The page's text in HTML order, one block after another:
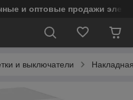
и оптовые продажи
и выключатели